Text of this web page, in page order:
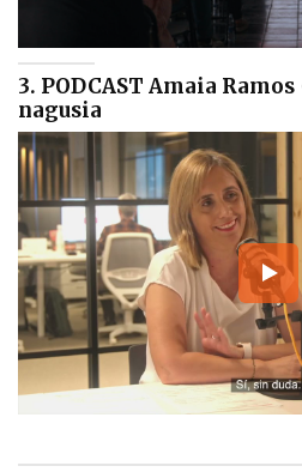
3. PODCAST Amaia
nagusia